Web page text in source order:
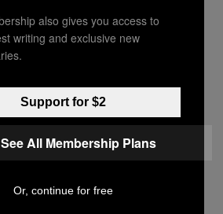
που επικρατεί
μήνες στην Ανατολική
και στον
ακρίβεια η BC
also gives you access to
writing and exclusive new
Support for $2
See All Membership Plans
Or, continue for free